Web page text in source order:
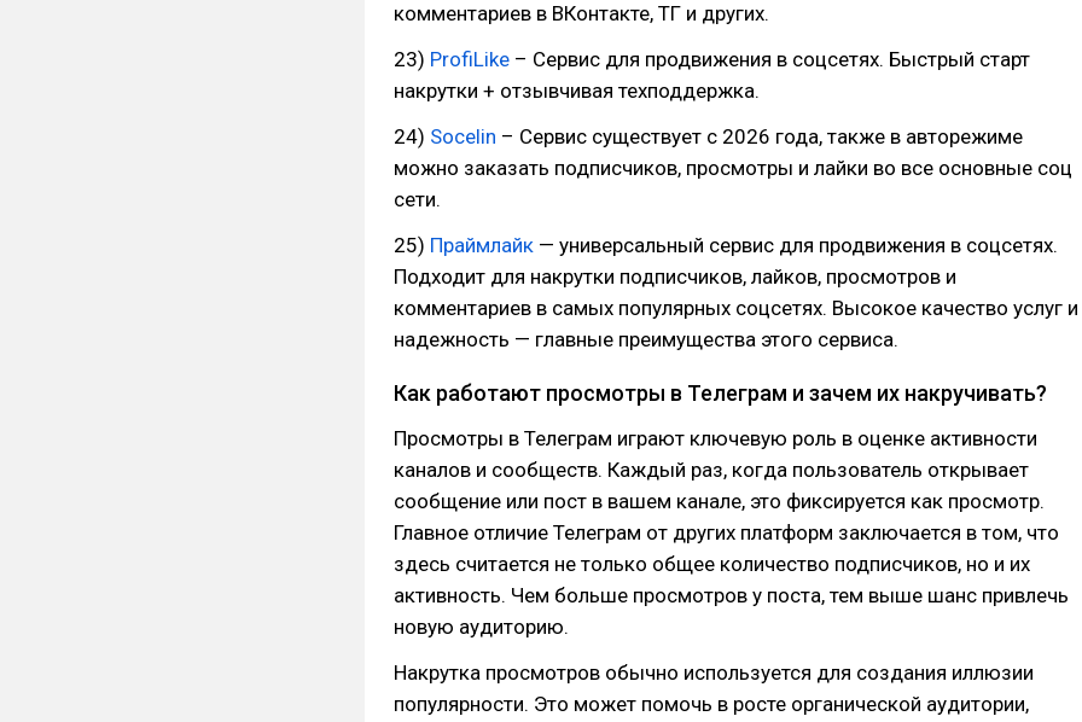
комментариев в ВКонтакте, ТГ и других.
23) ProfiLike – Сервис для продвижения в соцсетях. Быстрый старт
накрутки + отзывчивая техподдержка.
24) Socelin – Сервис существует с 2026 года, также в авторежиме
можно заказать подписчиков, просмотры и лайки во все основные соц
сети.
25) Праймлайк — универсальный сервис для продвижения в соцсетях.
Подходит для накрутки подписчиков, лайков, просмотров и
комментариев в самых популярных соцсетях. Высокое качество услуг и
надежность — главные преимущества этого сервиса.
Как работают просмотры в Телеграм и зачем их накручивать?
Просмотры в Телеграм играют ключевую роль в оценке активности
каналов и сообществ. Каждый раз, когда пользователь открывает
сообщение или пост в вашем канале, это фиксируется как просмотр.
Главное отличие Телеграм от других платформ заключается в том, что
здесь считается не только общее количество подписчиков, но и их
активность. Чем больше просмотров у поста, тем выше шанс привлечь
новую аудиторию.
Накрутка просмотров обычно используется для создания иллюзии
популярности. Это может помочь в росте органической аудитории,